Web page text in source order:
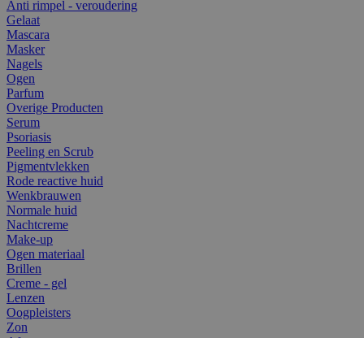
Anti rimpel - veroudering
Gelaat
Mascara
Masker
Nagels
Ogen
Parfum
Overige Producten
Serum
Psoriasis
Peeling en Scrub
Pigmentvlekken
Rode reactive huid
Wenkbrauwen
Normale huid
Nachtcreme
Make-up
Ogen materiaal
Brillen
Creme - gel
Lenzen
Oogpleisters
Zon